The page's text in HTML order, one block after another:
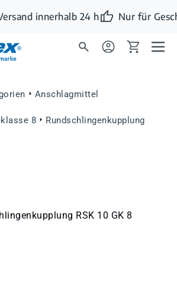
innerhalb 24 h Nur für
Anschlagmittel
8 Rundschlingenkupplung